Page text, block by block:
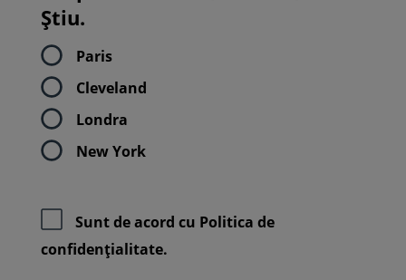
Știu.
Paris
Cleveland
Londra
New York
Sunt de acord cu Politica de
confidenţialitate.